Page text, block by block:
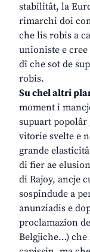
stabilitât, la
rimarchi doi
che lis robis a
unioniste e
dî che sot de
robis.
Su chel altri
moment i
supuart popolâr
vitorie svelte e
grande
di fier ae
di Rajoy, ancje
sospindude a
anunziadis e
proclamazion
Belgjiche…)